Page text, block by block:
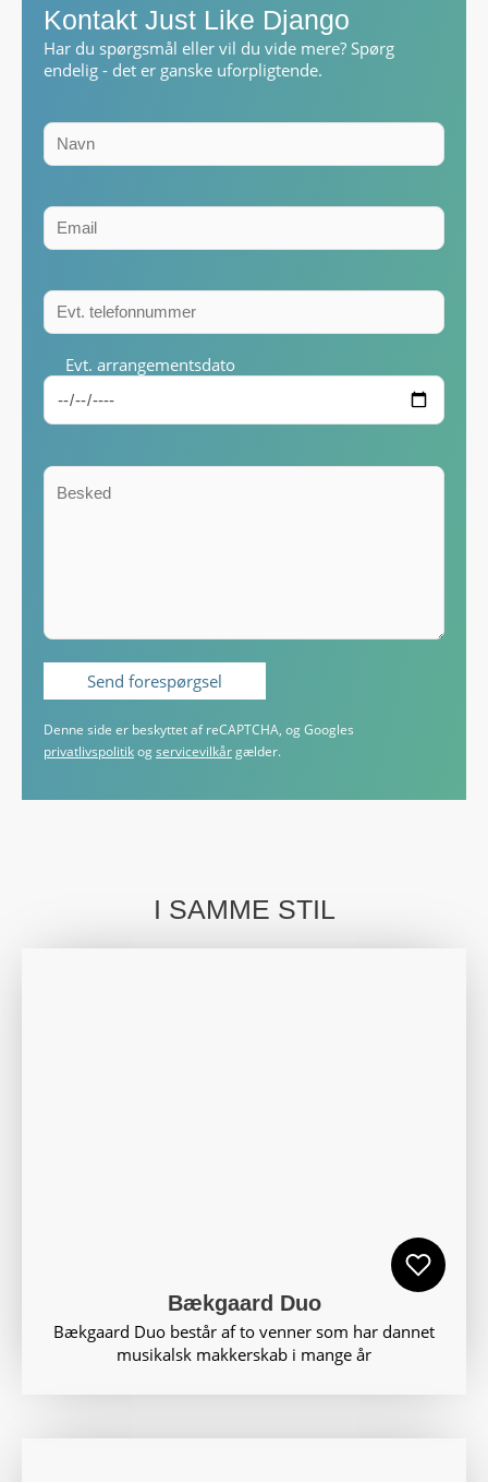
Kontakt Just Like Django
Har du spørgsmål eller vil du vide mere? Spørg
endelig - det er ganske uforpligtende.
Evt. arrangementsdato
Denne side er beskyttet af reCAPTCHA, og Googles
privatlivspolitik og servicevilkår gælder.
I SAMME STIL
Bækgaard Duo
Bækgaard Duo består af to venner som har dannet
musikalsk makkerskab i mange år